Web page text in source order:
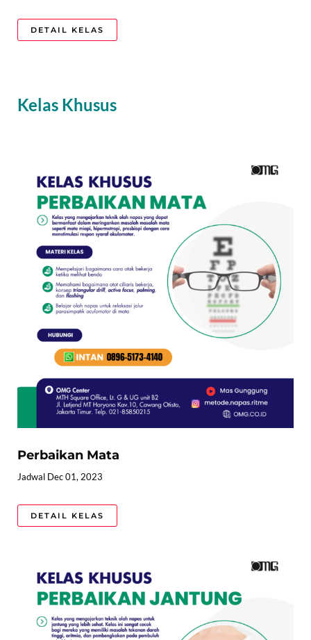
DETAIL KELAS
Kelas Khusus
Perbaikan Mata
Jadwal Dec 01, 2023
DETAIL KELAS